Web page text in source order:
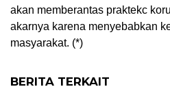
akan memberantas praktekc
akarnya karena menyebabkan
masyarakat. (*)
BERITA TERKAIT